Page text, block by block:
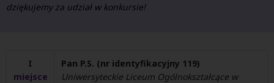
dziękujemy za udział w konkursie!
I
miejsce
Pan P.S. (nr identyfikacyjny 119)
Uniwersyteckie Liceum Ogólnokształcące w